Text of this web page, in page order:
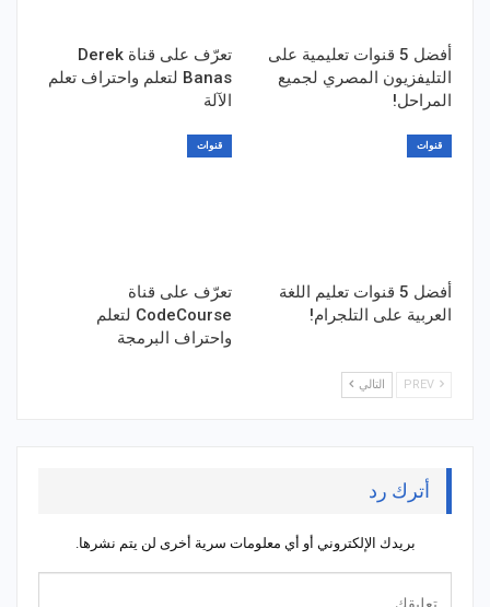
أفضل 5 قنوات تعليمية على
التليفزيون المصري لجميع
المراحل!
تعرّف على قناة Derek
Banas لتعلم واحتراف تعلم
الآلة
قنوات
أفضل 5 قنوات تعليم اللغة
العربية على التلجرام!
قنوات
تعرّف على قناة
CodeCourse لتعلم
واحتراف البرمجة
التالي
أترك رد
بريدك الإلكتروني أو أي معلومات سرية أخرى لن يتم نشرها.